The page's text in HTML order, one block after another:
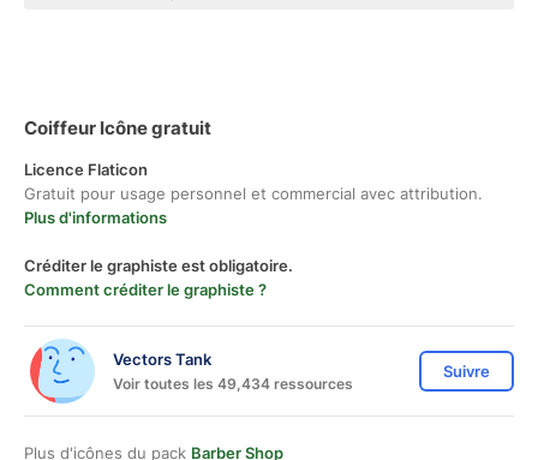
Coiffeur Icône gratuit
Licence Flaticon
Gratuit pour usage personnel et commercial avec attribution.
Plus d'informations
Créditer le graphiste est obligatoire.
Comment créditer le graphiste ?
Vectors Tank
Voir toutes les 49,434 ressources
Suivre
Plus d'icônes du pack Barber Shop